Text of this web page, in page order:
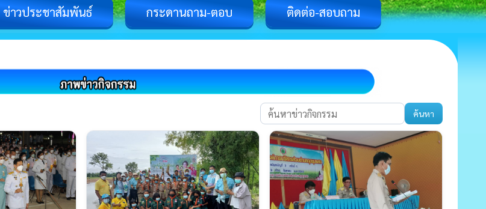
ข่าวประชาสัมพันธ์ กระดานถาม-ตอบ ติดต่อ-สอบถาม
ค้นหา